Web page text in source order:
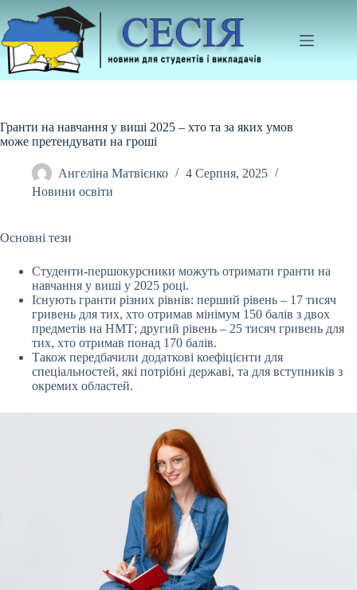
до
вмісту
Гранти на навчання у виші 2025 – хто та за яких умов
може претендувати на гроші
Ангеліна Матвієнко
4 Серпня, 2025
Новини освіти
Основні тези
Студенти-першокурсники можуть отримати гранти на
навчання у виші у 2025 році.
Існують гранти різних рівнів: перший рівень – 17 тисяч
гривень для тих, хто отримав мінімум 150 балів з двох
предметів на НМТ; другий рівень – 25 тисяч гривень для
тих, хто отримав понад 170 балів.
Також передбачили додаткові коефіцієнти для
спеціальностей, які потрібні державі, та для вступників з
окремих областей.